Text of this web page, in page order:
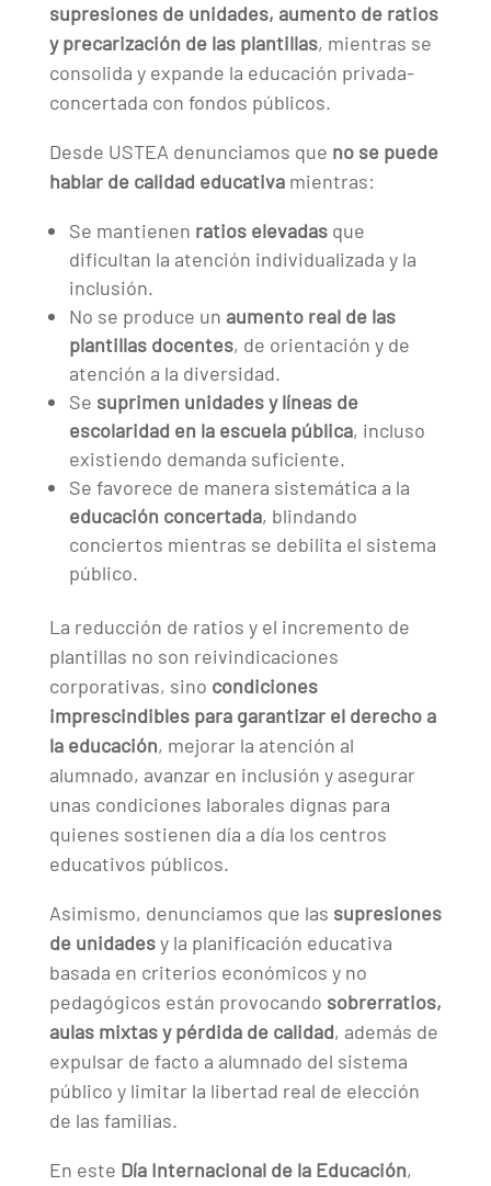
supresiones de unidades, aumento de ratios
y precarización de las plantillas, mientras se
consolida y expande la educación privada-
concertada con fondos públicos.
Desde USTEA denunciamos que no se puede
hablar de calidad educativamientras:
Se mantienen ratios elevadasque
dificultan la atención individualizada y la
inclusión.
No se produce un aumento real de las
plantillas docentes, de orientación y de
atención a la diversidad.
Se suprimen unidades y líneas de
escolaridad en la escuela pública, incluso
existiendo demanda suficiente.
Se favorece de manera sistemática a la
educación concertada, blindando
conciertos mientras se debilita el sistema
público.
La reducción de ratios y el incremento de
plantillas no son reivindicaciones
corporativas, sino condiciones
imprescindibles para garantizar el derecho a
la educación, mejorar la atención al
alumnado, avanzar en inclusión y asegurar
unas condiciones laborales dignas para
quienes sostienen día a día los centros
educativos públicos.
Asimismo, denunciamos que las supresiones
de unidadesy la planificación educativa
basada en criterios económicos y no
pedagógicos están provocando sobrerratios,
aulas mixtas y pérdida de calidad, además de
expulsar de facto a alumnado del sistema
público y limitar la libertad real de elección
de las familias.
En este Día Internacional de la Educación,